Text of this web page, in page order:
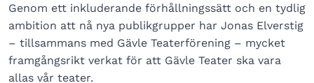
Genom ett inkluderande förhållningssätt och en tydlig
ambition att nå nya publikgrupper har Jonas Elverstig
– tillsammans med Gävle Teaterförening – mycket
framgångsrikt verkat för att Gävle Teater ska vara
allas vår teater.